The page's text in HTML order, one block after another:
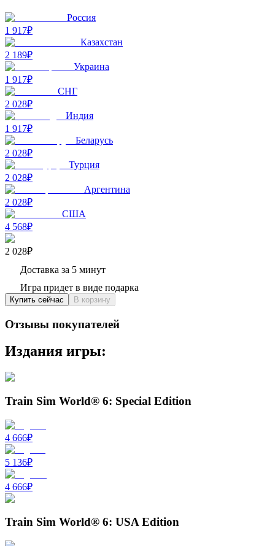
Россия
1 917₽
Казахстан
2 189₽
Украина
1 917₽
СНГ
2 028₽
Индия
1 917₽
Беларусь
2 028₽
Турция
2 028₽
Аргентина
2 028₽
США
4 568₽
2 028₽
Доставка за 5 минут
Игра придет в виде подарка
Купить сейчас В корзину
Отзывы покупателей
Издания игры:
Train Sim World® 6: Special Edition
4 666₽
5 136₽
4 666₽
Train Sim World® 6: USA Edition